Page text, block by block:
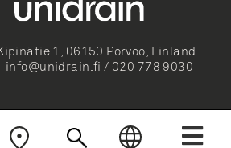
Suomi
1, 06150 Porvoo, Finland
info@unidrain.fi / 020 778 9030